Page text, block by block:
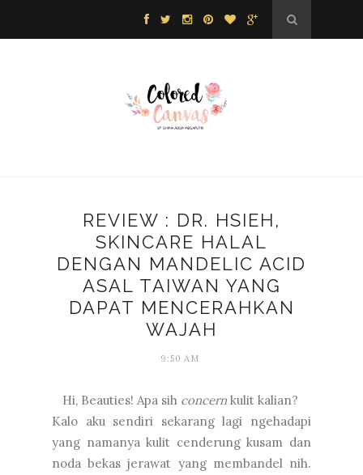
REVIEW : DR. HSIEH,
SKINCARE HALAL
DENGAN MANDELIC ACID
ASAL TAIWAN YANG
DAPAT MENCERAHKAN
WAJAH
9:50 AM
Hi, Beauties! Apa sih concernkulit kalian?
Kalo aku sendiri sekarang lagi ngehadapi
yang namanya kulit cenderung kusam dan
noda bekas jerawat yang membandel nih.